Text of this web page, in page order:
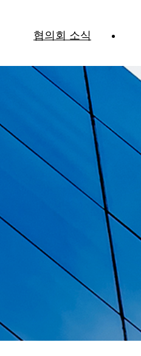
협의회 소식
공지사항
고용·노동이슈
산업안전 이슈
보도자료